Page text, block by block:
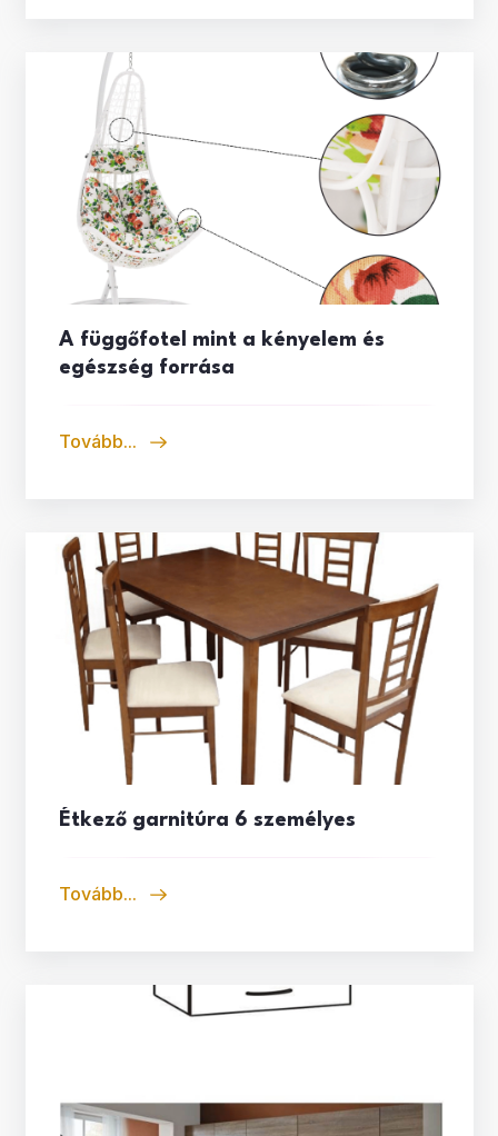
A függőfotel mint a kényelem és
egészség forrása
Tovább...
Étkező garnitúra 6 személyes
Tovább...